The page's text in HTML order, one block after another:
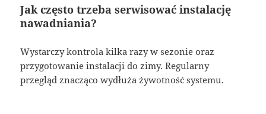
Jak często trzeba serwisować instalację
nawadniania?
Wystarczy kontrola kilka razy w sezonie oraz
przygotowanie instalacji do zimy. Regularny
przegląd znacząco wydłuża żywotność systemu.